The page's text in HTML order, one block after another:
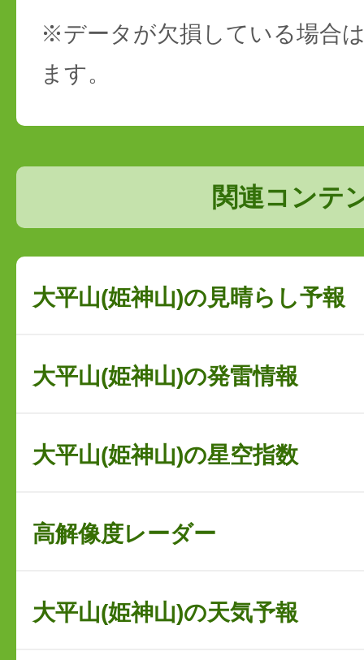
※データが欠損している場合
ます。
関連コンテ
大平山(姫神山)の見晴らし予報
大平山(姫神山)の発雷情報
大平山(姫神山)の星空指数
高解像度レーダー
大平山(姫神山)の天気予報